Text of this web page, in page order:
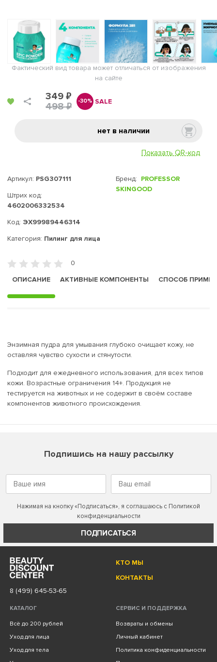
Фактический вид товара может отличаться от изображения
на сайте
349 ₽
498 ₽
-30% SALE
нет в наличии
Показать QR-код
Артикул: PSG307111
Штрих код:
4602006332534
Код: ЭХ99989446314
Бренд: PROFESSOR
SKINGOOD
Категория: Пилинг для лица
0
ОПИСАНИЕ
АКТИВНЫЕ КОМПОНЕНТЫ СПОСОБ
Энзимная пудра для умывания глубоко очищает кожу, не
оставляя чувство сухости и стянутости.
Подходит для ежедневного использования, для всех типов
кожи. Возрастные ограничения 14+. Продукция не
тестируется на животных и не содержит в своём составе
компонентов животного происхождения.
Подпишись на нашу рассылку
Нажимая на кнопку «Подписаться», я соглашаюсь с Политикой
конфиденциальности
ПОДПИСАТЬСЯ
КТО МЫ
КОНТАКТЫ
8 (499) 645-53-65
КАТАЛОГ
Всё до 200 рублей
Уход для лица
Уход для тела
СЕРВИС И ПОДДЕРЖКА
Возвраты и обмены
Личный кабинет
Политика конфиденциальности